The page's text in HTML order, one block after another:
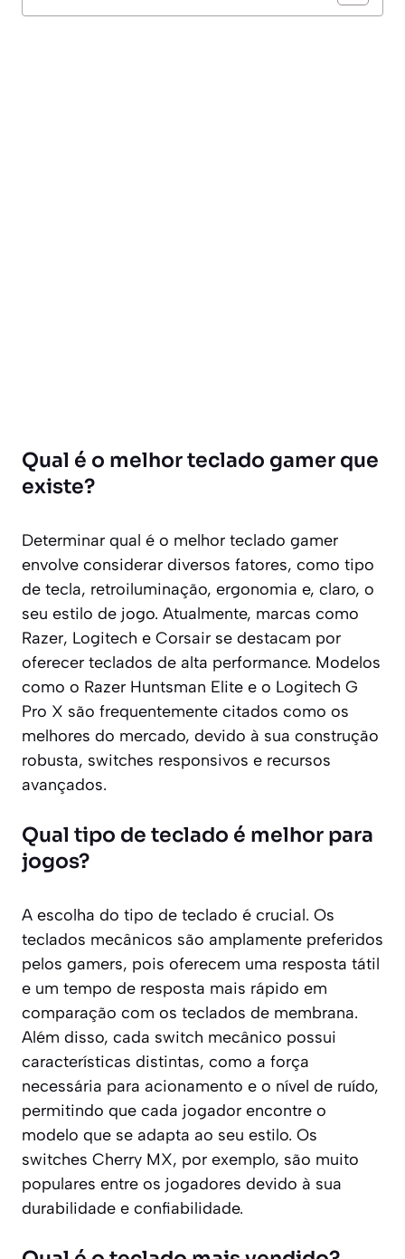
Qual é o melhor teclado gamer que
existe?
Determinar qual é o melhor teclado gamer
envolve considerar diversos fatores, como tipo
de tecla, retroiluminação, ergonomia e, claro, o
seu estilo de jogo. Atualmente, marcas como
Razer, Logitech e Corsair se destacam por
oferecer teclados de alta performance. Modelos
como o Razer Huntsman Elite e o Logitech G
Pro X são frequentemente citados como os
melhores do mercado, devido à sua construção
robusta, switches responsivos e recursos
avançados.
Qual tipo de teclado é melhor para
jogos?
A escolha do tipo de teclado é crucial. Os
teclados mecânicos são amplamente preferidos
pelos gamers, pois oferecem uma resposta tátil
e um tempo de resposta mais rápido em
comparação com os teclados de membrana.
Além disso, cada switch mecânico possui
características distintas, como a força
necessária para acionamento e o nível de ruído,
permitindo que cada jogador encontre o
modelo que se adapta ao seu estilo. Os
switches Cherry MX, por exemplo, são muito
populares entre os jogadores devido à sua
durabilidade e confiabilidade.